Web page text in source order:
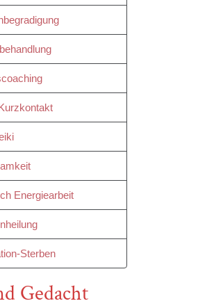
Energiearbeit
Sterben
Gedacht